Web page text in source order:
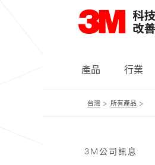
產品 行業
台灣 所有產品
3M公司訊息